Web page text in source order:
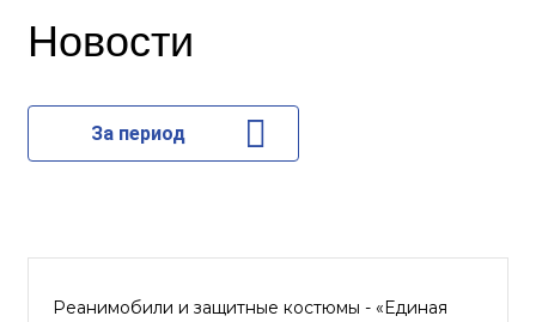
Новости
За период
Реанимобили и защитные костюмы - «Единая